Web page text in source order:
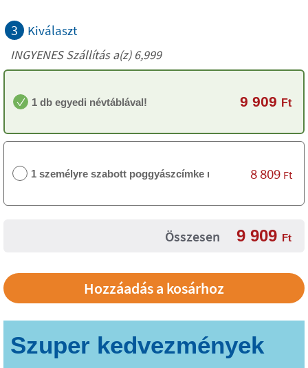
3 Kiválaszt
INGYENES Szállítás a(z) 6,999
1 db egyedi névtáblával! 9 909 Ft
1 személyre szabott poggyászcímke nélkül 8 809 Ft
Összesen 9 909 Ft